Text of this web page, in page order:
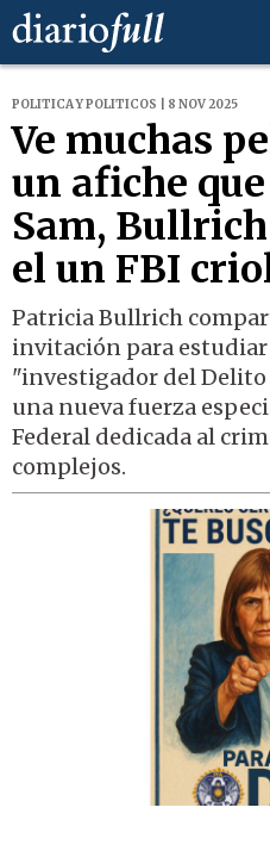
POLITICA Y POLITICOS | 8 NOV 2025
Ve muchas
un afiche
Sam,
el un FBI
Patricia Bullrich
invitación para estudiar
"investigador del Delito
una nueva fuerza
Federal dedicada al
complejos.